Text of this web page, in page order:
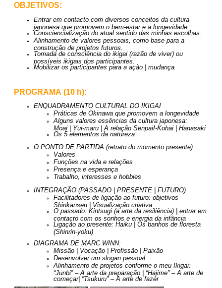
OBJETIVOS:
Entrar em contacto com diversos conceitos da cultura
japonesa que promovem o bem-estar e a longevidade.
Consciencialização do atual sentido das minhas escolhas.
Alinhamento de valores pessoais, como base para a
construção de projetos futuros.
Tomada de consciência do ikigai (razão de viver) ou
possíveis ikigais dos participantes.
Mobilizar os participantes para a ação | mudança.
PROGRAMA (10 h):
ENQUADRAMENTO CULTURAL DO IKIGAI
Práticas de Okinawa que promovem a longevidade
Alguns valores essências da cultura japonesa:
Moai | Yui-maru | A relação SenpaiI-Kohai | Hanasaki
Os 5 elementos da natureza
O PONTO DE PARTIDA (retrato do momento presente)
Valores
Funções na vida e relações
Presença e esperança
Trabalho, interesses e hobbies
INTEGRAÇÃO (PASSADO | PRESENTE | FUTURO)
Facilitadores de ligação ao futuro: objetivos
Shinkansen | Visualização criativa
O passado: Kintsugi (a arte da resiliência) | entrar em
contacto com os sonhos e energia da infância
Ligação ao presente: Haiku | Os banhos de floresta
(Shinrin-yoku)
DIAGRAMA DE MARC WINN:
Missão | Vocação | Profissão | Paixão
Desenvolver um slogan pessoal
Alinhamento de projetos conforme o meu Ikigai:
“Junbi” – A arte da preparação | “Hajime” – A arte de
começar| “Tsukuru” – A arte de fazer